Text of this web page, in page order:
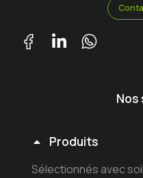
Nos
Produits
Sélectionnés avec